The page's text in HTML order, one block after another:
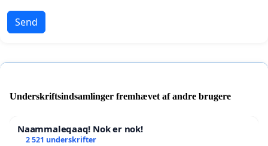
Send
Underskriftsindsamlinger fremhævet af andre brugere
Naammaleqaaq! Nok er nok!
2 521 underskrifter